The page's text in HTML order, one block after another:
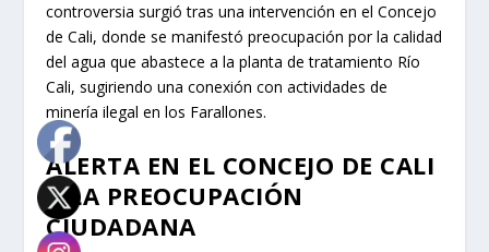
controversia surgió tras una intervención en el Concejo
de Cali, donde se manifestó preocupación por la calidad
del agua que abastece a la planta de tratamiento Río
Cali, sugiriendo una conexión con actividades de
minería ilegal en los Farallones.
ALERTA EN EL CONCEJO DE CALI
Y LA PREOCUPACIÓN
CIUDADANA